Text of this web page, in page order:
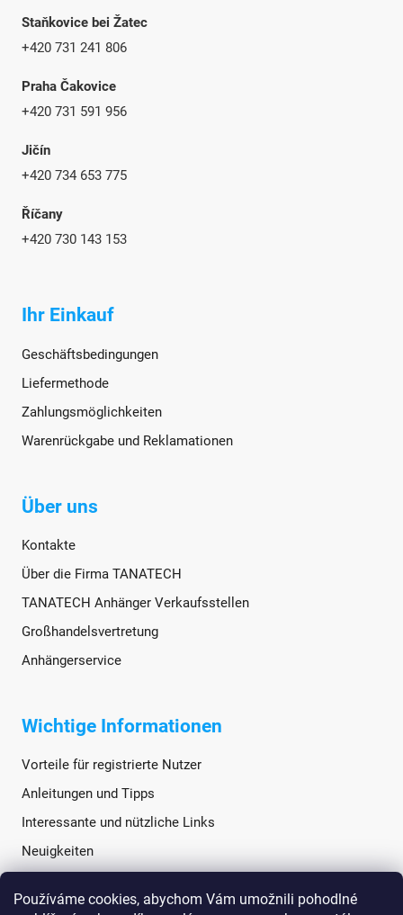
Používáme cookies, abychom Vám umožnili pohodlné
Staňkovice bei Žatec
+420 731 241 806
Praha Čakovice
+420 731 591 956
Jičín
+420 734 653 775
Říčany
+420 730 143 153
Ihr Einkauf
Geschäftsbedingungen
Liefermethode
Zahlungsmöglichkeiten
Warenrückgabe und Reklamationen
Über uns
Kontakte
Über die Firma TANATECH
TANATECH Anhänger Verkaufsstellen
Großhandelsvertretung
Anhängerservice
Wichtige Informationen
Vorteile für registrierte Nutzer
Anleitungen und Tipps
Interessante und nützliche Links
Neuigkeiten